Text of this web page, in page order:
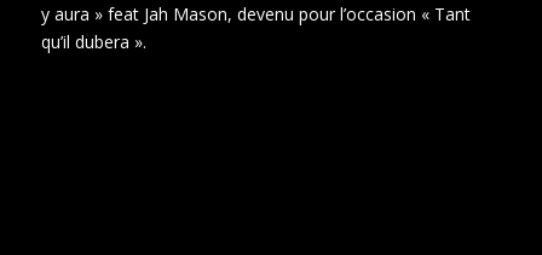
y aura » feat Jah Mason, devenu pour l’occasion « Tant
qu’il dubera ».